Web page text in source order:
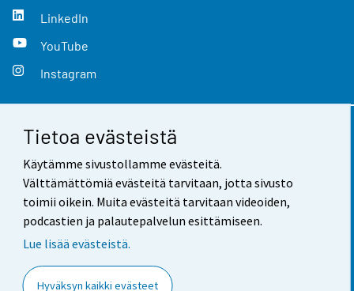
Tietoa evästeistä
Käytämme sivustollamme evästeitä.
Välttämättömiä evästeitä tarvitaan, jotta sivusto
toimii oikein. Muita evästeitä tarvitaan videoiden,
podcastien ja palautepalvelun esittämiseen.
Lue lisää evästeistä.
Hyväksyn kaikki evästeet
LinkedIn
YouTube
Instagram
Yhteystiedot
Palaute
Käyttöehdot
Saavutettavuus